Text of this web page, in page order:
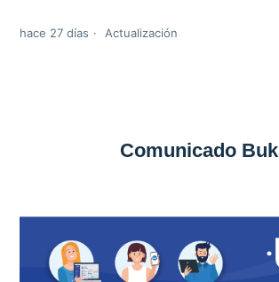
hace 27 días Actualización
Comunicado Buk